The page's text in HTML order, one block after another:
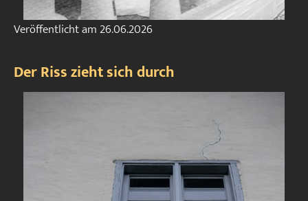
Veröffentlicht am26.06.2026
Der Riss zieht sich durch